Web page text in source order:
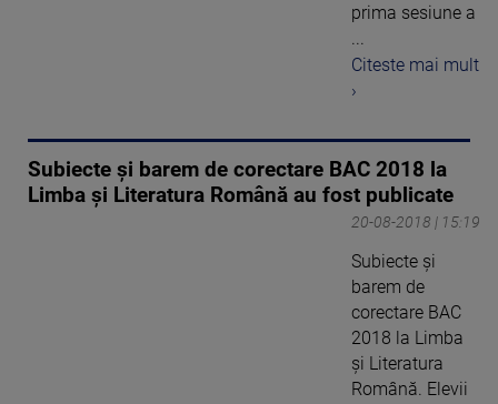
prima sesiune a
Citeste mai mult
›
Subiecte și barem de corectare BAC 2018 la
Limba și Literatura Română au fost publicate
20-08-2018 | 15:19
Subiecte și
barem de
corectare BAC
2018 la Limba
și Literatura
Română. Elevii